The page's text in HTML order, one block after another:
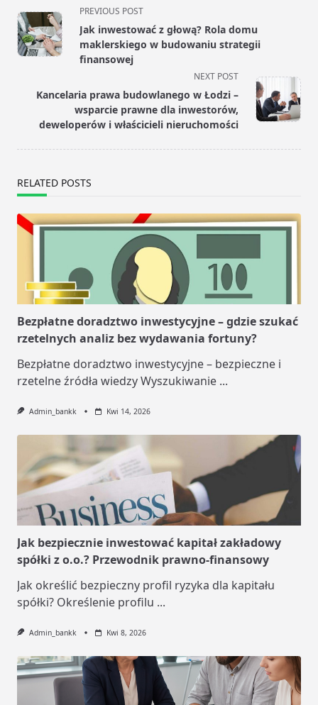
<span
class="nav-
subtitle
screen-
text">Page</span>
PREVIOUS POST
Jak inwestować z głową? Rola domu
maklerskiego w budowaniu strategii
finansowej
NEXT POST
Kancelaria prawa budowlanego w Łodzi –
wsparcie prawne dla inwestorów,
deweloperów i właścicieli nieruchomości
RELATED POSTS
Bezpłatne doradztwo inwestycyjne – gdzie szukać
rzetelnych analiz bez wydawania fortuny?
Bezpłatne doradztwo inwestycyjne – bezpieczne i
rzetelne źródła wiedzy Wyszukiwanie ...
Admin_bankk Kwi 14, 2026
Jak bezpiecznie inwestować kapitał zakładowy
spółki z o.o.? Przewodnik prawno-finansowy
Jak określić bezpieczny profil ryzyka dla kapitału
spółki? Określenie profilu ...
Admin_bankk Kwi 8, 2026